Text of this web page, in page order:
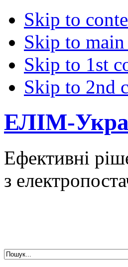
Skip to
Skip to
Skip to 1st
Skip to 2nd
ЕЛІМ-
Ефективні
з